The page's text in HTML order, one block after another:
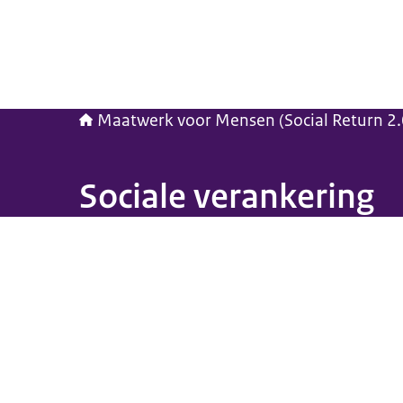
Maatwerk voor Mensen (Social Return
Sociale verankering